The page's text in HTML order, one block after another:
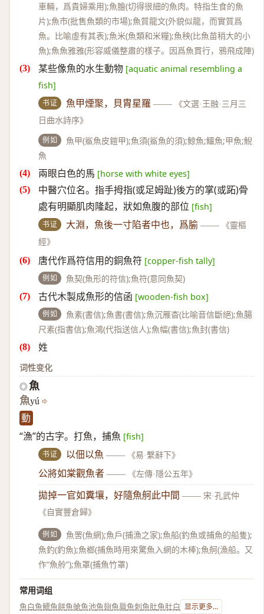
車輛，爲貴婦乘用);魚膾(切得很細的魚肉。特指生食的魚
片);魚市(批售魚類的市場);魚質龍文(外貌似龍，而實質爲
魚。比喻虛有其表);魚米(魚類和米糧);魚秧(比魚苗稍大的小
魚);魚魚雅雅(形容威儀整肅的樣子。因爲魚貫行，鴉飛成陣)
某些像魚的水生動物 [aquatic animal resembling a
fish]
书证 魚甲煙聚，貝胄星羅 ——
《文選·王融·三月三
日曲水詩序》
例如
魚甲(鯊魚皮鎧甲);魚須(鯊魚的須);鯨魚;鱷魚;甲魚;鯢
魚
兩眼白色的馬 [horse with white eyes]
中醫穴位名。指手拇指(或足姆趾)後方的掌(或跖)骨
處有明顯肌肉隆起，狀如魚腹的部位 [fish]
书证 大淵，魚後一寸陷者中也，爲腧 ——
《靈樞
經》
唐代作爲符信用的銅魚符 [copper-fish tally]
例如 魚契(魚形的符信);魚符(意同魚契)
古代木製成魚形的信函 [wooden-fish box]
例如
魚素(書信);魚書(書信);魚沉雁杳(比喻音信斷絕);魚腸
尺素(指書信);魚鴻(代指送信人);魚幅(書信);魚封(書信)
姓
词性变化
◎ 魚
魚yú
動
“漁”的古字。打魚，捕魚 [fish]
书证 以佃以魚 —— 《易·繫辭下》
公將如棠觀魚者 —— 《左傳·隱公五年》
拋掉一官如糞壤，好隨魚舸此中間 —— 宋·孔武仲
《自實豐倉歸》
例如
魚罟(魚網);魚戶(捕漁之家);魚船(釣魚或捕魚的船隻);
魚釣(釣魚);魚榔(捕魚時用來驚魚入網的木棒);魚舸(漁船。又
作“魚舲”);魚罩(捕魚竹罩)
常用词组
魚白魚鰾魚餅魚艙魚池魚翅魚脣魚刺魚肚魚肚白 显示更多...